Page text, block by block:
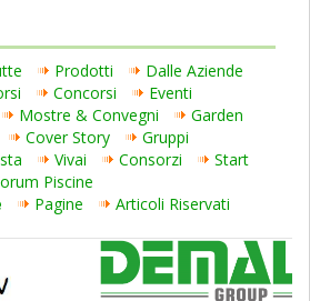
Prodotti
Dalle Aziende
Concorsi
Eventi
Mostre & Convegni
Garden
Cover Story
Gruppi
Vivai Consorzi
Start
Piscine
Pagine Articoli Riservati